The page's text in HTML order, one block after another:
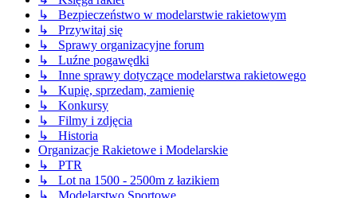
↳ Bezpieczeństwo w modelarstwie rakietowym
↳ Przywitaj się
↳ Sprawy organizacyjne forum
↳ Luźne pogawędki
↳ Inne sprawy dotyczące modelarstwa rakietowego
↳ Kupię, sprzedam, zamienię
↳ Konkursy
↳ Filmy i zdjęcia
↳ Historia
Organizacje Rakietowe i Modelarskie
↳ PTR
↳ Lot na 1500 - 2500m z łazikiem